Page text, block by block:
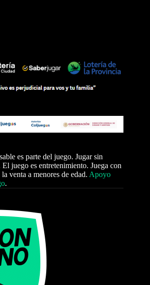
es parte del juego. Jugar sin
juego es entretenimiento. Juega con
venta a menores de edad. Apoyo
.